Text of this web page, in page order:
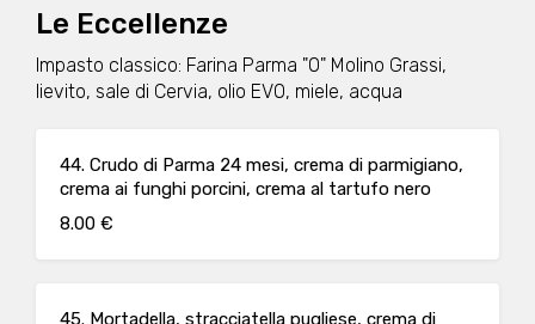
Le Eccellenze
Impasto classico: Farina Parma "0" Molino Grassi,
lievito, sale di Cervia, olio EVO, miele, acqua
44. Crudo di Parma 24 mesi, crema di parmigiano,
crema ai funghi porcini, crema al tartufo nero
8.00 €
45. Mortadella, stracciatella pugliese, crema di